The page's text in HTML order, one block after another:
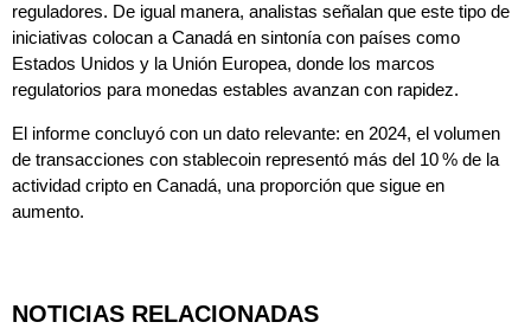
reguladores. De igual manera, analistas señalan que este tipo de
iniciativas colocan a Canadá en sintonía con países como
Estados Unidos y la Unión Europea, donde los marcos
regulatorios para monedas estables avanzan con rapidez.
El informe concluyó con un dato relevante: en 2024, el volumen
de transacciones con stablecoin representó más del 10 % de la
actividad cripto en Canadá, una proporción que sigue en
aumento.
NOTICIAS RELACIONADAS